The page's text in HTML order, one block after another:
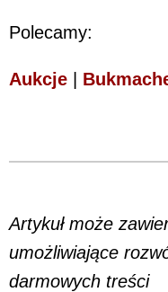
Polecamy:
Aukcje
Artykuł może
umożliwiające
darmowych treści